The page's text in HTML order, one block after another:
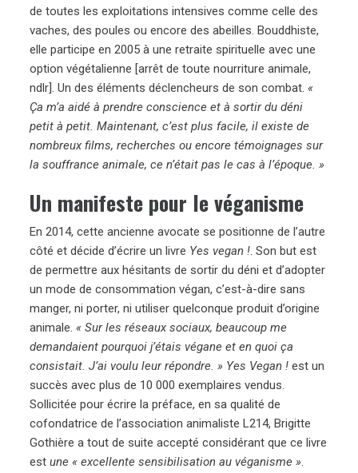
de toutes les exploitations intensives comme celle des
vaches, des poules ou encore des abeilles. Bouddhiste,
elle participe en 2005 à une retraite spirituelle avec une
option végétalienne [arrêt de toute nourriture animale,
ndlr]. Un des éléments déclencheurs de son combat.«
Ça m’a aidé à prendre conscience et à sortir du déni
petit à petit. Maintenant, c’est plus facile, il existe de
nombreux films, recherches ou encore témoignages sur
la souffrance animale, ce n’était pas le cas à l’époque. »
Un manifeste pour le véganisme
En 2014, cette ancienne avocate se positionne de l’autre
côté et décide d’écrire un livre Yes vegan !. Son but est
de permettre aux hésitants de sortir du déni et d’adopter
un mode de consommation végan, c’est-à-dire sans
manger, ni porter, ni utiliser quelconque produit d’origine
animale.« Sur les réseaux sociaux, beaucoup me
demandaient pourquoi j’étais végane et en quoi ça
consistait. J’ai voulu leur répondre. » Yes Vegan !est un
succès avec plus de 10 000 exemplaires vendus.
Sollicitée pour écrire la préface, en sa qualité de
cofondatrice de l’association animaliste L214, Brigitte
Gothière a tout de suite accepté considérant que ce livre
estune « excellente sensibilisation au véganisme ».